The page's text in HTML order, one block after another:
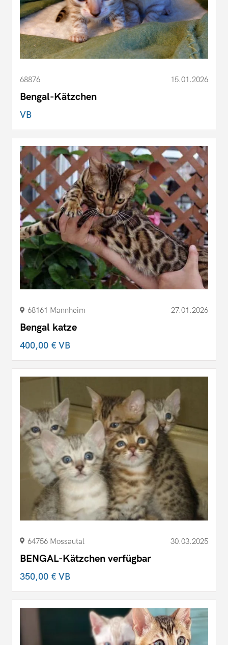
68876 15.01.2026
Bengal-Kätzchen
VB
68161 Mannheim 27.01.2026
Bengal katze
400,00 €VB
64756 Mossautal 30.03.2025
BENGAL-Kätzchen verfügbar
350,00 €VB